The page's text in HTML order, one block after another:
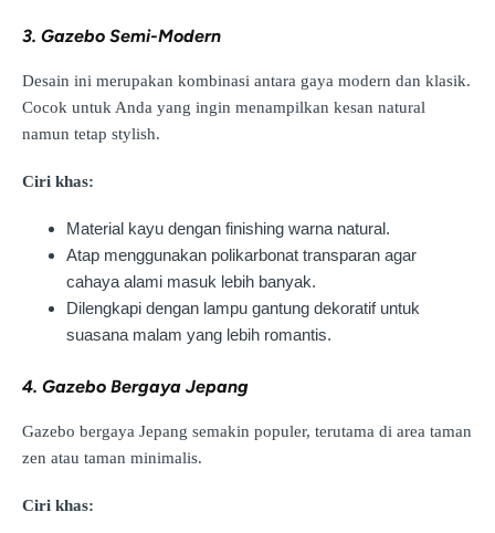
3. Gazebo Semi-Modern
Desain ini merupakan kombinasi antara gaya modern dan klasik.
Cocok untuk Anda yang ingin menampilkan kesan natural
namun tetap stylish.
Ciri khas:
Material kayu dengan finishing warna natural.
Atap menggunakan polikarbonat transparan agar
cahaya alami masuk lebih banyak.
Dilengkapi dengan lampu gantung dekoratif untuk
suasana malam yang lebih romantis.
4. Gazebo Bergaya Jepang
Gazebo bergaya Jepang semakin populer, terutama di area taman
zen atau taman minimalis.
Ciri khas: